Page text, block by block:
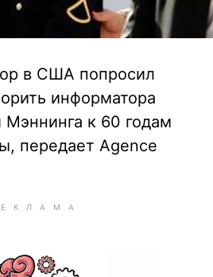
в США попросил
информатора
к 60 годам
передает Agence